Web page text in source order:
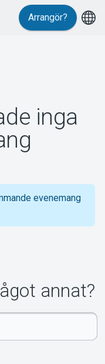
Arrangör?
inga
evenemang
annat?